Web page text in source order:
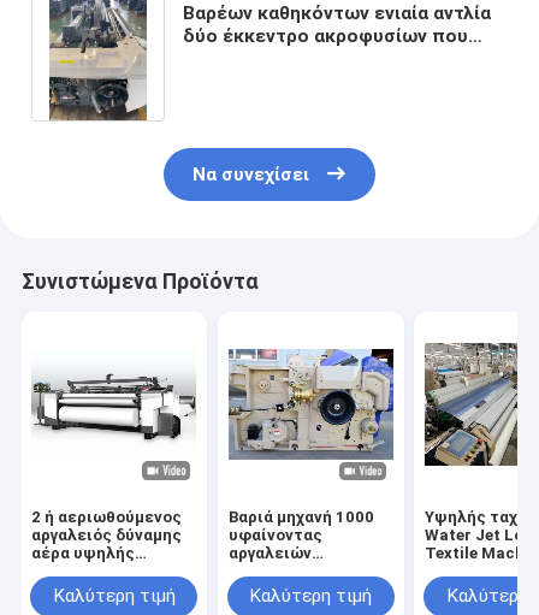
Βαρέων καθηκόντων ενιαία αντλία
δύο έκκεντρο ακροφυσίων που
Να συνεχίσει
Συνιστώμενα Προϊόντα
2 ή αεριωθούμενος
αργαλειός δύναμης
αέρα υψηλής
χρώματος με το
σκόρπισμα
Καλύτερη τιμή
Βαριά μηχανή 1000
υφαίνοντας
αργαλειών
υφαντική μηχανή
αργαλειών δύναμης
Καλύτερη τιμή
Υψηλής
Water Jet
Textile
πίδακα νερού
Καλύτερη